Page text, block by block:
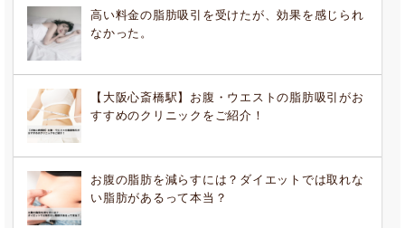
高い料金の脂肪吸引を受けたが、効果を感じられ
なかった。
【大阪心斎橋駅】お腹・ウエストの脂肪吸引がお
すすめのクリニックをご紹介！
お腹の脂肪を減らすには？ダイエットでは取れな
い脂肪があるって本当？